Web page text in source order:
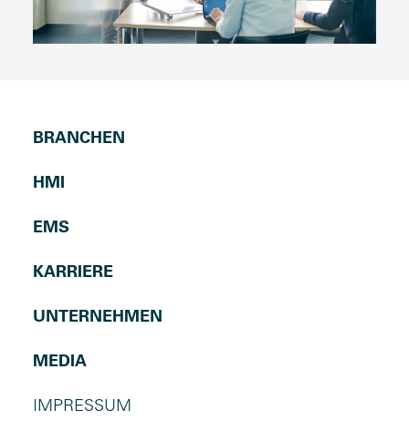
BRANCHEN
HMI
EMS
KARRIERE
UNTERNEHMEN
MEDIA
IMPRESSUM